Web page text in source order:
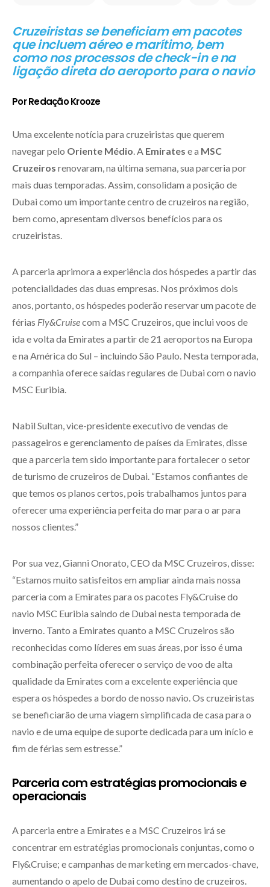
Cruzeiristas se beneficiam em pacotes
que incluem aéreo e marítimo, bem
como nos processos de check-in e na
ligação direta do aeroporto para o navio
Por Redação Krooze
Uma excelente notícia para cruzeiristas que querem
navegar pelo Oriente Médio . A Emirates e a MSC
Cruzeiros renovaram, na última semana, sua parceria por
mais duas temporadas. Assim, consolidam a posição de
Dubai como um importante centro de cruzeiros na região,
bem como, apresentam diversos benefícios para os
cruzeiristas.
A parceria aprimora a experiência dos hóspedes a partir das
potencialidades das duas empresas. Nos próximos dois
anos, portanto, os hóspedes poderão reservar um pacote de
férias Fly&Cruisecom a MSC Cruzeiros, que inclui voos de
ida e volta da Emirates a partir de 21 aeroportos na Europa
e na América do Sul – incluindo São Paulo. Nesta temporada,
a companhia oferece saídas regulares de Dubai com o navio
MSC Euribia.
Nabil Sultan, vice-presidente executivo de vendas de
passageiros e gerenciamento de países da Emirates, disse
que a parceria tem sido importante para fortalecer o setor
de turismo de cruzeiros de Dubai. “Estamos confiantes de
que temos os planos certos, pois trabalhamos juntos para
oferecer uma experiência perfeita do mar para o ar para
nossos clientes.”
Por sua vez, Gianni Onorato, CEO da MSC Cruzeiros, disse:
“Estamos muito satisfeitos em ampliar ainda mais nossa
parceria com a Emirates para os pacotes Fly&Cruise do
navio MSC Euribia saindo de Dubai nesta temporada de
inverno. Tanto a Emirates quanto a MSC Cruzeiros são
reconhecidas como líderes em suas áreas, por isso é uma
combinação perfeita oferecer o serviço de voo de alta
qualidade da Emirates com a excelente experiência que
espera os hóspedes a bordo de nosso navio. Os cruzeiristas
se beneficiarão de uma viagem simplificada de casa para o
navio e de uma equipe de suporte dedicada para um início e
fim de férias sem estresse.”
Parceria com estratégias promocionais e
operacionais
A parceria entre a Emirates e a MSC Cruzeiros irá se
concentrar em estratégias promocionais conjuntas, como o
Fly&Cruise; e campanhas de marketing em mercados-chave,
aumentando o apelo de Dubai como destino de cruzeiros.